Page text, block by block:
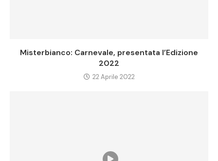
Misterbianco: Carnevale, presentata l’Edizione
2022
22 Aprile 2022